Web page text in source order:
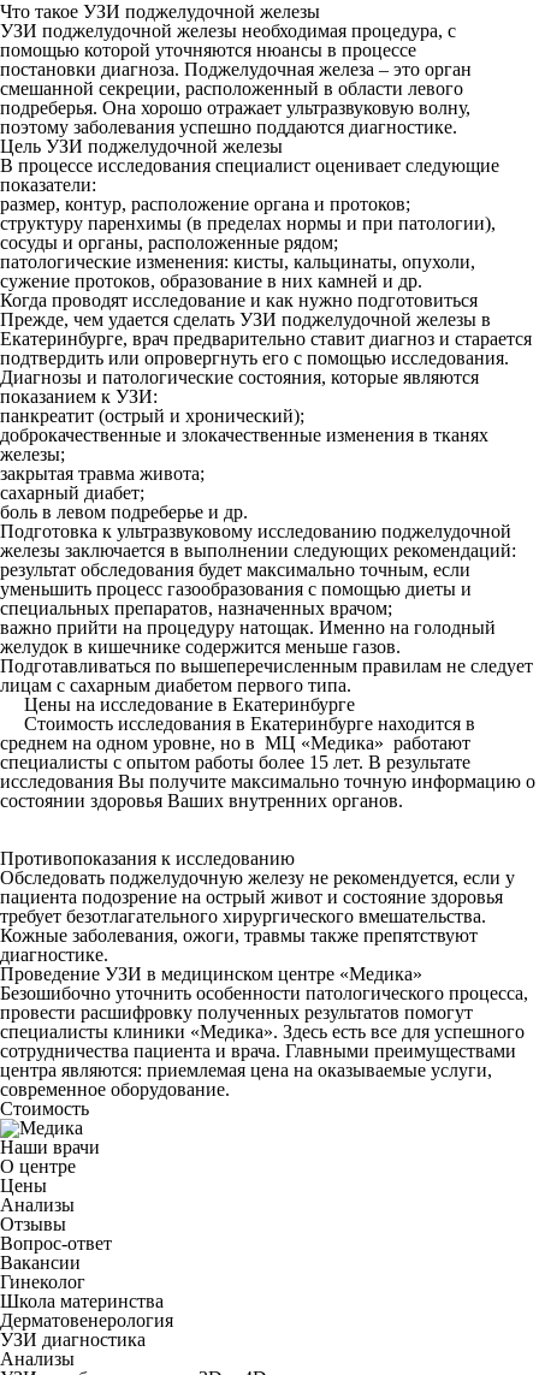
Что такое УЗИ поджелудочной железы
УЗИ поджелудочной железы необходимая процедура, с
помощью которой уточняются нюансы в процессе
постановки диагноза. Поджелудочная железа – это орган
смешанной секреции, расположенный в области левого
подреберья. Она хорошо отражает ультразвуковую волну,
поэтому заболевания успешно поддаются диагностике.
Цель УЗИ поджелудочной железы
В процессе исследования специалист оценивает следующие
показатели:
размер, контур, расположение органа и протоков;
структуру паренхимы (в пределах нормы и при патологии),
сосуды и органы, расположенные рядом;
патологические изменения: кисты, кальцинаты, опухоли,
сужение протоков, образование в них камней и др.
Когда проводят исследование и как нужно подготовиться
Прежде, чем удается сделать УЗИ поджелудочной железы в
Екатеринбурге, врач предварительно ставит диагноз и старается
подтвердить или опровергнуть его с помощью исследования.
Диагнозы и патологические состояния, которые являются
показанием к УЗИ:
панкреатит (острый и хронический);
доброкачественные и злокачественные изменения в тканях
железы;
закрытая травма живота;
сахарный диабет;
боль в левом подреберье и др.
Подготовка к ультразвуковому исследованию поджелудочной
железы заключается в выполнении следующих рекомендаций:
результат обследования будет максимально точным, если
уменьшить процесс газообразования с помощью диеты и
специальных препаратов, назначенных врачом;
важно прийти на процедуру натощак. Именно на голодный
желудок в кишечнике содержится меньше газов.
Подготавливаться по вышеперечисленным правилам не следует
лицам с сахарным диабетом первого типа.
Цены на исследование в Екатеринбурге
Стоимость исследования в Екатеринбурге находится в
среднем на одном уровне, но в МЦ «Медика» работают
специалисты с опытом работы более 15 лет. В результате
исследования Вы получите максимально точную информацию о
состоянии здоровья Ваших внутренних органов.
Противопоказания к исследованию
Обследовать поджелудочную железу не рекомендуется, если у
пациента подозрение на острый живот и состояние здоровья
требует безотлагательного хирургического вмешательства.
Кожные заболевания, ожоги, травмы также препятствуют
диагностике.
Проведение УЗИ в медицинском центре «Медика»
Безошибочно уточнить особенности патологического процесса,
провести расшифровку полученных результатов помогут
специалисты клиники «Медика». Здесь есть все для успешного
сотрудничества пациента и врача. Главными преимуществами
центра являются: приемлемая цена на оказываемые услуги,
современное оборудование.
Стоимость
Наши врачи
О центре
Цены
Анализы
Отзывы
Вопрос-ответ
Вакансии
Гинеколог
Школа материнства
Дерматовенерология
УЗИ диагностика
Анализы